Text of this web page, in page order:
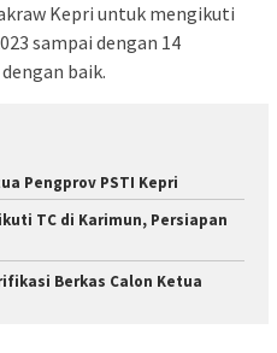
Kepri untuk mengikuti
sampai dengan 14
baik.
Pengprov PSTI Kepri
TC di Karimun, Persiapan
Berkas Calon Ketua